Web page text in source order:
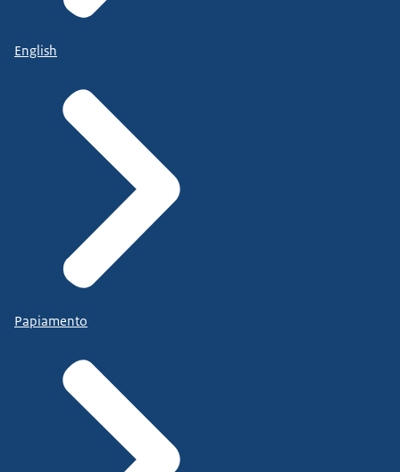
English
Papiamento